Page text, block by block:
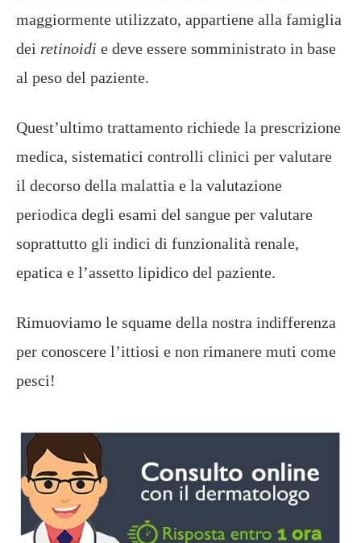
maggiormente utilizzato, appartiene alla famiglia
dei retinoidi e deve essere somministrato in base
al peso del paziente.
Quest’ultimo trattamento richiede la prescrizione
medica, sistematici controlli clinici per valutare
il decorso della malattia e la valutazione
periodica degli esami del sangue per valutare
soprattutto gli indici di funzionalità renale,
epatica e l’assetto lipidico del paziente.
Rimuoviamo le squame della nostra indifferenza
per conoscere l’ittiosi e non rimanere muti come
pesci!